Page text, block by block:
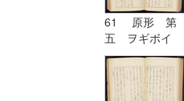
61 原形 第
五 ヲギボイ
ド| 原形 第
六 ヲキボイド